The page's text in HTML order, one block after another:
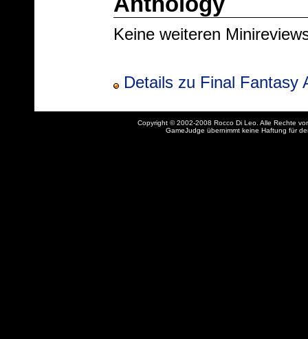
Keine weiteren
Details zu Final Fantasy
Copyright © 2002-2008 Rocco Di Leo. Alle Rechte
GameJudge übernimmt keine Haftung für